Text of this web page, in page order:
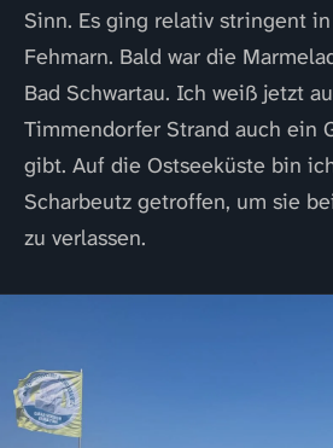
Sinn. Es ging relativ stringent
Fehmarn. Bald war die
Bad Schwartau. Ich weiß jetzt
Timmendorfer Strand auch ein
gibt. Auf die Ostseeküste bin
Scharbeutz getroffen, um sie
zu verlassen.